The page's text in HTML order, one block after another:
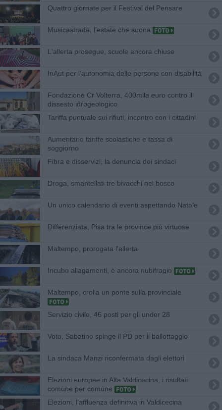
Quattro giornate per il Festival del Pensare
Musicastrada, l’estate che suona
L'allerta prosegue, scuole ancora chiuse
InAut per l'autonomia delle persone con disabilità
Fondazione Cr Volterra, 400mila euro contro il
dissesto idrogeologico
Tariffa puntuale sui rifiuti, incontro con i cittadini
Aumentano tariffe scolastiche e tassa di
soggiorno
Fibra e disservizi, la denuncia dei sindaci
Droga, smantellati tre bivacchi nel bosco
Un unico calendario di eventi aspettando Natale
Differenziata, Pisa tra le province più virtuose
Maltempo, prorogata l'allerta
Incubo allagamenti, è ancora nubifragio
Maltempo, crolla un ponte sulla provinciale
Servizio civile, 46 posti per gli under 28
Voto, Sabatino spinge il PD per il ballottaggio
La sindaca Manzi riconfermata dagli elettori
Elezioni europee in Alta Valdicecina, i risultati
comune per comune
Elezioni, l'affluenza definitiva in Valdicecina